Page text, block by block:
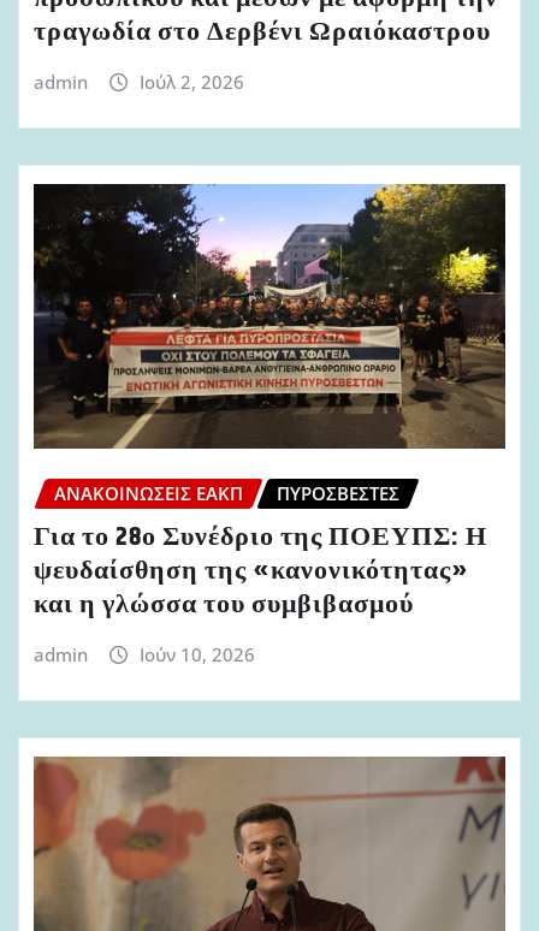
τραγωδία στο Δερβένι Ωραιόκαστρου
admin Ιούλ 2, 2026
ΑΝΑΚΟΙΝΏΣΕΙΣ ΕΑΚΠ ΠΥΡΟΣΒΈΣΤΕΣ
Για το 28ο Συνέδριο της ΠΟΕΥΠΣ: Η
ψευδαίσθηση της «κανονικότητας»
και η γλώσσα του συμβιβασμού
admin Ιούν 10, 2026